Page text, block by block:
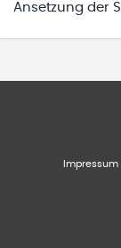
Ansetzung der
Impressum